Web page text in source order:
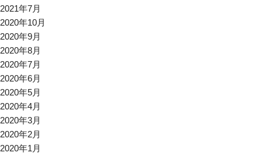
2021年7月
2020年10月
2020年9月
2020年8月
2020年7月
2020年6月
2020年5月
2020年4月
2020年3月
2020年2月
2020年1月